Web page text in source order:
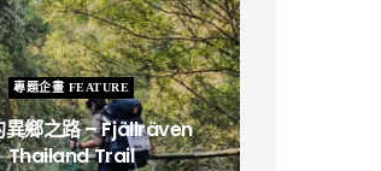
專題企畫 FEATURE
異鄉之路 – Fjällräven
Thailand Trail